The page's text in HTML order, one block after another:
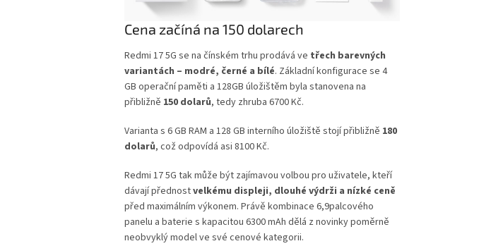
Cena začíná na 150 dolarech
Redmi 17 5G se na čínském trhu prodává ve třech barevných
variantách – modré, černé a bílé. Základní konfigurace se 4
GB operační paměti a 128GB úložištěm byla stanovena na
přibližně 150 dolarů, tedy zhruba 6700 Kč.
Varianta s 6 GB RAM a 128 GB interního úložiště stojí přibližně 180
dolarů, což odpovídá asi 8100 Kč.
Redmi 17 5G tak může být zajímavou volbou pro uživatele, kteří
dávají přednostvelkému displeji, dlouhé výdrži a nízké ceně
před maximálním výkonem. Právě kombinace 6,9palcového
panelu a baterie s kapacitou 6300 mAh dělá z novinky poměrně
neobvyklý model ve své cenové kategorii.